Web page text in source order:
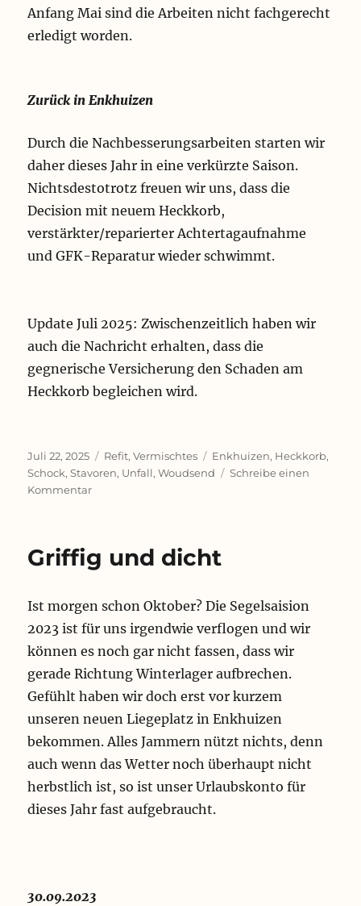
Anfang Mai sind die Arbeiten nicht fachgerecht
erledigt worden.
Zurück in Enkhuizen
Durch die Nachbesserungsarbeiten starten wir
daher dieses Jahr in eine verkürzte Saison.
Nichtsdestotrotz freuen wir uns, dass die
Decision mit neuem Heckkorb,
verstärkter/reparierter Achtertagaufnahme
und GFK-Reparatur wieder schwimmt.
Update Juli 2025: Zwischenzeitlich haben wir
auch die Nachricht erhalten, dass die
gegnerische Versicherung den Schaden am
Heckkorb begleichen wird.
Veröffentlicht
am
Juli 22, 2025 Kategorien
Refit,Vermischtes Schlagwörter
Enkhuizen, Heckkorb,
Schock,Stavoren, Unfall,Woudsend
Schreibe einen
Kommentarzu
Griffig und dicht
Ist morgen schon Oktober? Die Segelsaision
2023 ist für uns irgendwie verflogen und wir
können es noch gar nicht fassen, dass wir
gerade Richtung Winterlager aufbrechen.
Gefühlt haben wir doch erst vor kurzem
unseren neuen Liegeplatz in Enkhuizen
bekommen. Alles Jammern nützt nichts, denn
auch wenn das Wetter noch überhaupt nicht
herbstlich ist, so ist unser Urlaubskonto für
dieses Jahr fast aufgebraucht.
30.09.2023